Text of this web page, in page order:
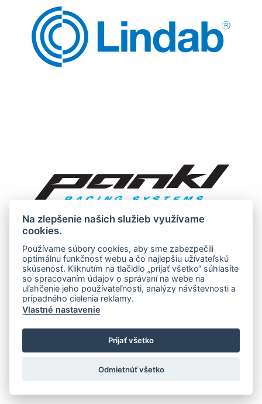
Na zlepšenie našich služieb využívame
cookies.
Používame súbory cookies, aby sme zabezpečili
optimálnu funkčnosť webu a čo najlepšiu užívateľskú
skúsenosť. Kliknutím na tlačidlo „prijať všetko“ súhlasíte
so spracovaním údajov o správaní na webe na
uľahčenie jeho používateľnosti, analýzy návštevnosti a
prípadného cielenia reklamy.
Vlastné nastavenie
Prijať všetko
Odmietnúť všetko